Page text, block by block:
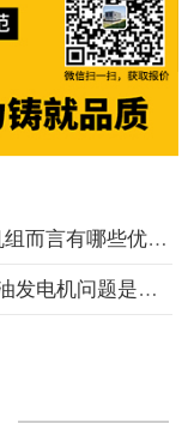
？运行效率高，秒级预警
机问题是什么？